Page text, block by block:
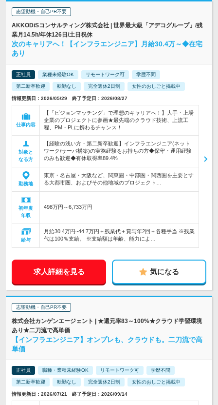
志望動機・自己PR不要
AKKODiSコンサルティング株式会社 | 世界最大級「アデコグループ」/残
業月14.5h/年休126日/土日祝休
次のキャリアへ！【インフラエンジニア】月給30.4万～◆在宅
あり
正社員 業種未経験OK リモートワーク可 学歴不問
第二新卒歓迎 転勤なし 完全週休2日制 女性のおしごと掲載中
情報更新日：2026/05/29 終了予定日：2026/08/27
仕事内容
【「ビジョンマッチング」で理想のキャリアへ！】大手・上場
企業のプロジェクトに参画★最先端のクラウド技術、上流工
程、PM・PLに携わるチャンス！
対象と
なる方
【経験の浅い方・第二新卒歓迎】インフラエンジニア(ネット
ワーク/サーバ構築)の実務経験をお持ちの方◆保守・運用経験
のみも歓迎◆有休取得率89.4%
勤務地
東京・名古屋・大阪など、関東圏・中部圏・関西圏を主要とす
る大都市圏、およびその他地域のプロジェクト…
初年度
年収
498万円～6,733万円
給与
月給30.4万円~44.7万円＋残業代＋賞与年2回＋各種手当 ※残業
代は100％支給。 ※支給額は年齢、能力によ…
求人詳細を見る 気になる
志望動機・自己PR不要
株式会社カンゲンエージェント | ★還元率83～100%★クラウド学習環境
あり★二刀流で高単価
【インフラエンジニア】オンプレも、クラウドも。二刀流で高
単価
正社員 職種・業種未経験OK リモートワーク可 学歴不問
第二新卒歓迎 転勤なし 完全週休2日制 女性のおしごと掲載中
情報更新日：2026/07/21 終了予定日：2026/09/14